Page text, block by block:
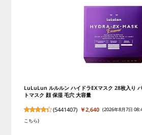
LuLuLun ルルルン ハイドラEXマスク 28枚入り
トマスク 顔 保湿 毛穴 大容量
(5441407) ￥2,640 (2026年8月7日
こちら)